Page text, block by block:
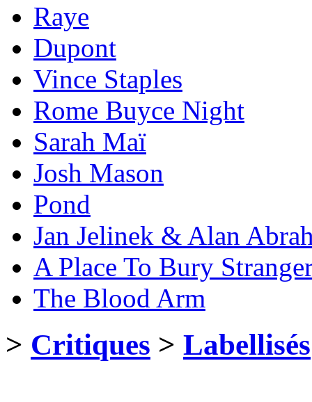
Raye
Dupont
Vince Staples
Rome Buyce Night
Sarah Maï
Josh Mason
Pond
Jan Jelinek & Alan
A Place To Bury
The Blood Arm
> Critiques > Labellisés